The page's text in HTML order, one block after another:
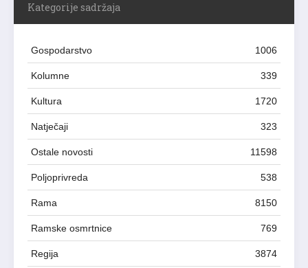
Kategorije sadržaja
Gospodarstvo 1006
Kolumne 339
Kultura 1720
Natječaji 323
Ostale novosti 11598
Poljoprivreda 538
Rama 8150
Ramske osmrtnice 769
Regija 3874